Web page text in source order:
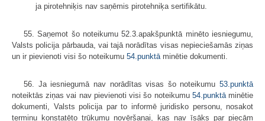
ja pirotehniķis nav saņēmis pirotehniķa sertifikātu.
55. Saņemot šo noteikumu 52.3.apakšpunktā minēto iesniegumu,
Valsts policija pārbauda, vai tajā norādītas visas nepieciešamās ziņas
un ir pievienoti visi šo noteikumu 54.punktā minētie dokumenti.
56. Ja iesniegumā nav norādītas visas šo noteikumu 53.punktā
noteiktās ziņas vai nav pievienoti visi šo noteikumu 54.punktāminētie
dokumenti, Valsts policija par to informē juridisko personu, nosakot
termiņu konstatēto trūkumu novēršanai, kas nav īsāks par piecām